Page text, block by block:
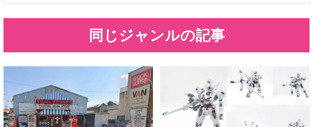
同じジャンルの記事